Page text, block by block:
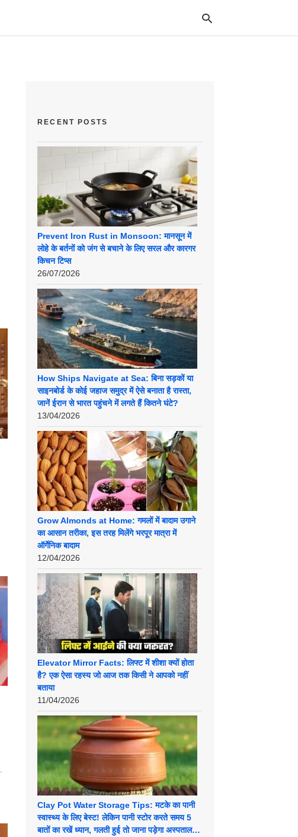
RECENT POSTS
Prevent Iron Rust in Monsoon: मानसून में
लोहे के बर्तनों को जंग से बचाने के लिए सरल और कारगर
किचन टिप्स
26/07/2026
How Ships Navigate at Sea: बिना सड़कों या
साइनबोर्ड के कोई जहाज समुद्र में ऐसे बनाता है रास्ता,
जानें ईरान से भारत पहुंचने में लगते हैं कितने घंटे?
13/04/2026
Grow Almonds at Home: गमलों में बादाम उगाने
का आसान तरीका, इस तरह मिलेंगे भरपूर मात्रा में
ऑर्गेनिक बादाम
12/04/2026
Elevator Mirror Facts: लिफ्ट में शीशा क्यों होता
है? एक ऐसा रहस्य जो आज तक किसी ने आपको नहीं
बताया
11/04/2026
Clay Pot Water Storage Tips: मटके का पानी
स्वास्थ्य के लिए बेस्ट! लेकिन पानी स्टोर करते समय 5
बातों का रखें ध्यान, गलती हुई तो जाना पड़ेगा अस्पताल…